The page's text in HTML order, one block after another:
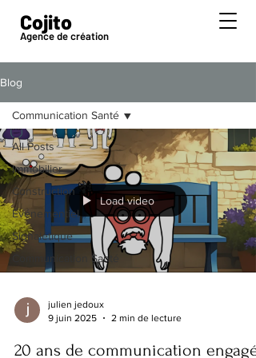
Cojito
Agence de création
Blog
All Posts
Immobilier
Construction
Événementiel
Signalétique
Communication Santé
Communication Santé
Load video
julien jedoux
9 juin 2025
2 min de lecture
20 ans de communication